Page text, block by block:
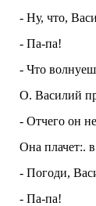
- Ну, что,
- Па-па!
- Что
О. Василий
- Отчего он
Она плачет:.
- Погоди,
- Па-па!